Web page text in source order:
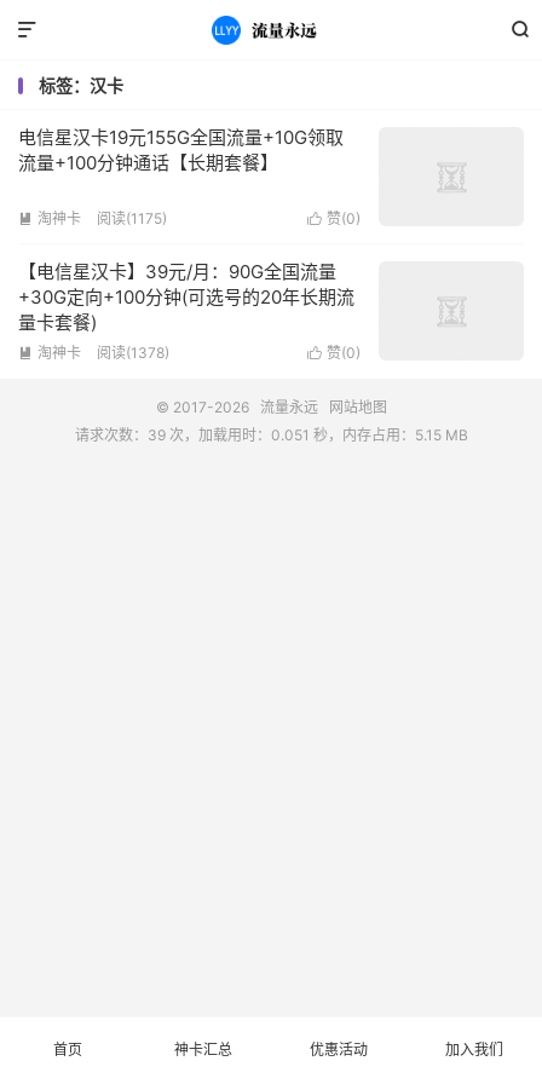


标签：汉卡
电信星汉卡19元155G全国流量+10G领取
流量+100分钟通话【长期套餐】
 赞(0)
 淘神卡 阅读(1175)
【电信星汉卡】39元/月：90G全国流量
+30G定向+100分钟(可选号的20年长期流
量卡套餐)
 赞(0)
 淘神卡 阅读(1378)
首页 神卡汇总 优惠活动 加入我们
© 2017-2026 流量永远
网站地图
请求次数：39 次，加载用时：0.051 秒，内存占用：5.15 MB